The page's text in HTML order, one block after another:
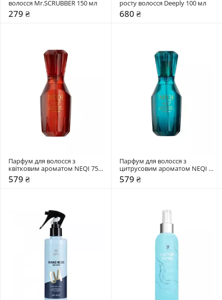
волосся Mr.SCRUBBER 150 мл
279 ₴
росту волосся Deeply 100 мл
680 ₴
Парфум для волосся з
квітковим ароматом NEQI 75
мл
579 ₴
Парфум для волосся з
цитрусовим ароматом NEQI
75 мл
579 ₴